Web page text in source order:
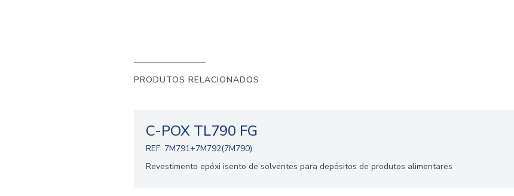
PRODUTOS RELACIONADOS
C-POX TL790 FG
REF. 7M791+7M792(7M790)
Revestimento epóxi isento de solventes para depósitos de produtos alimentares